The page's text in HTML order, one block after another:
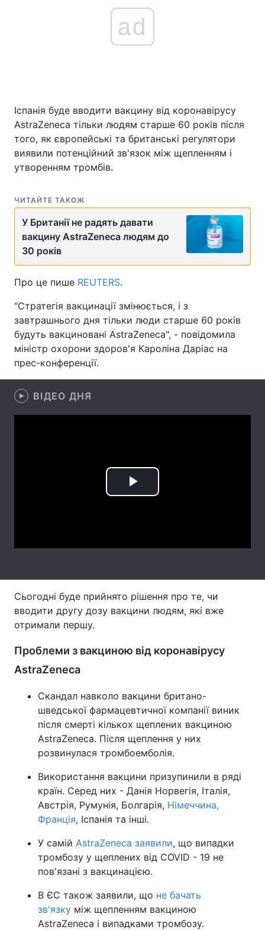
Україна Політика
Економіка Світ
Техно і зв'язок
Зброя
Здоров'я
Цікавинки
Екологія Регіони
Лонгріди
Відео з Youtube
Інтерв'ю
Тема оформлення
ad
Іспанія буде вводити вакцину від коронавірусу
AstraZeneca тільки людям старше 60 років після
того, як європейські та британські регулятори
виявили потенційний зв'язок між щепленням і
утворенням тромбів.
ЧИТАЙТЕ ТАКОЖ
У Британії не радять давати
вакцину AstraZeneca людям до
30 років
Про це пише REUTERS.
"Стратегія вакцинації змінюється, і з
завтрашнього дня тільки люди старше 60 років
будуть вакциновані AstraZeneca", - повідомила
міністр охорони здоров'я Кароліна Даріас на
прес-конференції.
ВІДЕО ДНЯ
Play
Сьогодні буде прийнято рішення про те, чи
вводити другу дозу вакцини людям, які вже
отримали першу.
Проблеми з вакциною від коронавірусу
AstraZeneca
Скандал навколо вакцини британо-
шведської фармацевтичної компанії виник
після смерті кількох щеплених вакциною
AstraZeneca. Після щеплення у них
розвинулася тромбоемболія.
Використання вакцини призупинили в ряді
країн. Серед них - Данія Норвегія, Італія,
Австрія, Румунія, Болгарія, Німеччина,
Франція, Іспанія та інші.
У самій AstraZeneca заявили, що випадки
тромбозу у щеплених від COVID - 19 не
пов'язані з вакцинацією.
В ЄС також заявили, що не бачать
зв'язку між щепленням вакциною
AstraZeneca і випадками тромбозу.